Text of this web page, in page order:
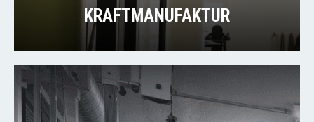
KRAFTMANUFAKTUR